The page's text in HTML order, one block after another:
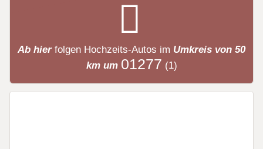
Ab hier folgen Hochzeits-Autos im Umkreis von 50
km um 01277 (1)